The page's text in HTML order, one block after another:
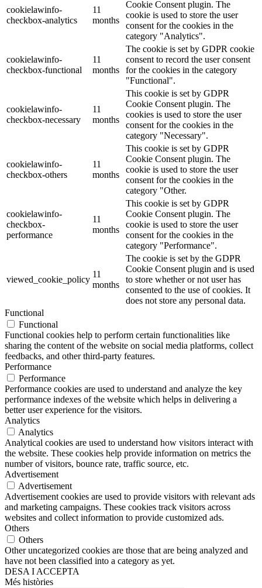
cookielawinfo-
checkbox-analytics
11
months
Cookie Consent plugin. The
cookie is used to store the user
consent for the cookies in the
category "Analytics".
cookielawinfo-
checkbox-functional
11
months
The cookie is set by GDPR cookie
consent to record the user consent
for the cookies in the category
"Functional".
cookielawinfo-
checkbox-necessary
11
months
This cookie is set by GDPR
Cookie Consent plugin. The
cookies is used to store the user
consent for the cookies in the
category "Necessary".
cookielawinfo-
checkbox-others
11
months
This cookie is set by GDPR
Cookie Consent plugin. The
cookie is used to store the user
consent for the cookies in the
category "Other.
cookielawinfo-
checkbox-
performance
11
months
This cookie is set by GDPR
Cookie Consent plugin. The
cookie is used to store the user
consent for the cookies in the
category "Performance".
viewed_cookie_policy
11
months
The cookie is set by the GDPR
Cookie Consent plugin and is used
to store whether or not user has
consented to the use of cookies. It
does not store any personal data.
Functional
Functional
Functional cookies help to perform certain functionalities like
sharing the content of the website on social media platforms, collect
feedbacks, and other third-party features.
Performance
Performance
Performance cookies are used to understand and analyze the key
performance indexes of the website which helps in delivering a
better user experience for the visitors.
Analytics
Analytics
Analytical cookies are used to understand how visitors interact with
the website. These cookies help provide information on metrics the
number of visitors, bounce rate, traffic source, etc.
Advertisement
Advertisement
Advertisement cookies are used to provide visitors with relevant ads
and marketing campaigns. These cookies track visitors across
websites and collect information to provide customized ads.
Others
Others
Other uncategorized cookies are those that are being analyzed and
have not been classified into a category as yet.
DESA I ACCEPTA
Més històries